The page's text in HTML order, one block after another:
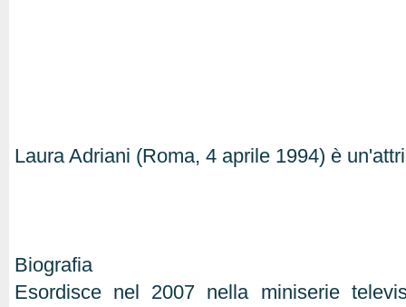
Laura Adriani (Roma, 4 aprile 1994) è
Biografia
Esordisce nel 2007 nella miniserie